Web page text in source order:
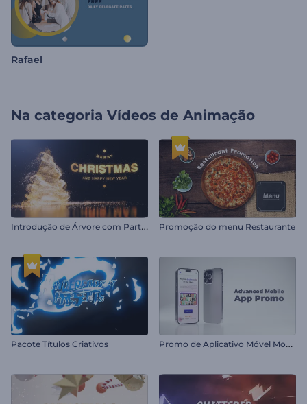
Rafael
Na categoria Vídeos de Animação
I
ntrodução de Árvore com Partículas Brilhantes Promoção do menu Restaurante
Pacote Títulos Criativos P
romo de Aplicativo Móvel Moderno